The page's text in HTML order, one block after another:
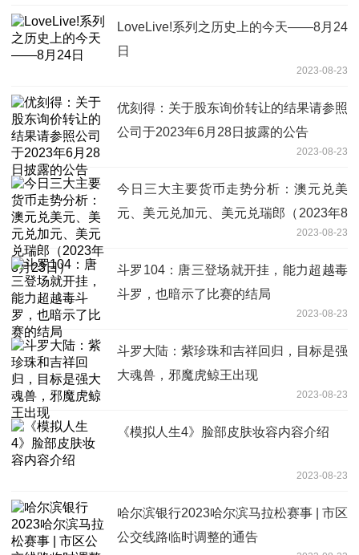
LoveLive!系列之历史上的今天——8月24
日
2023-08-23
优刻得：关于股东询价转让的结果请参照
公司于2023年6月28日披露的公告
2023-08-23
今日三大主要货币走势分析：澳元兑美
元、美元兑加元、美元兑瑞郎（2023年8
2023-08-23
斗罗104：唐三登场就开挂，能力超越毒
斗罗，也暗示了比赛的结局
2023-08-23
斗罗大陆：紫珍珠和吉祥回归，目标是强
大魂兽，邪魔虎鲸王出现
2023-08-23
《模拟人生4》脸部皮肤妆容内容介绍
2023-08-23
哈尔滨银行2023哈尔滨马拉松赛事 | 市区
公交线路临时调整的通告